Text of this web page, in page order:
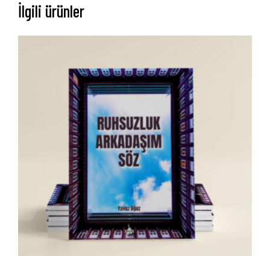
Anasayfa
Hakkımızda
Yayın Paketlerimiz
İlgili ürünler